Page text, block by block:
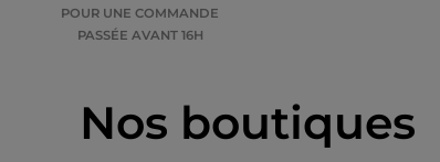
POUR UNE COMMANDE
PASSÉE AVANT 16H
Nos boutiques